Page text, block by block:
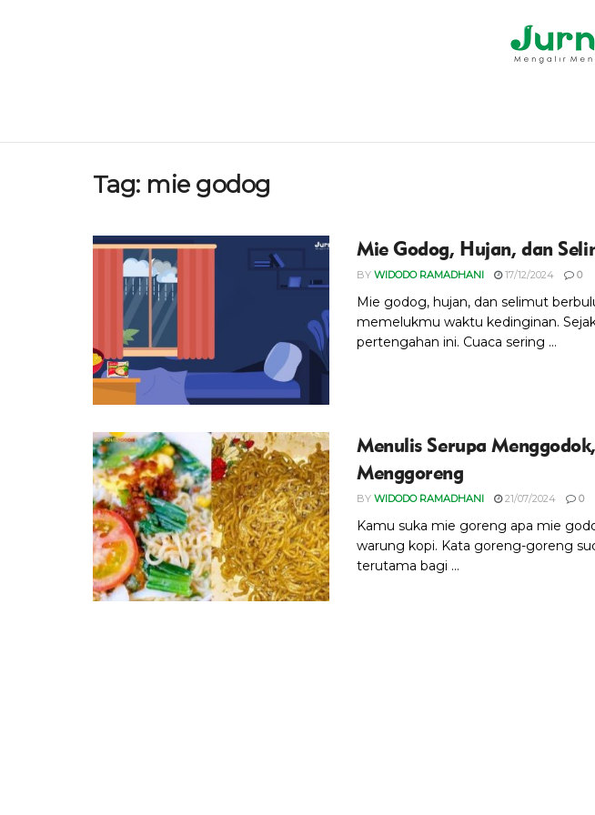
Tag: mie godog
Mie Godog, Hujan, dan
BY WIDODO RAMADHANI 17/12/2024 0
Mie godog, hujan, dan selimut
memelukmu waktu kedinginan.
pertengahan ini. Cuaca sering ...
Menulis Serupa
Menggoreng
BY WIDODO RAMADHANI 21/07/2024 0
Kamu suka mie goreng apa mie
warung kopi. Kata goreng-goreng
terutama bagi ...